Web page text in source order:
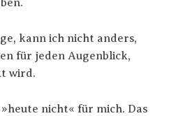
kann ich nicht anders,
für jeden Augenblick,
wird.
nicht« für mich. Das